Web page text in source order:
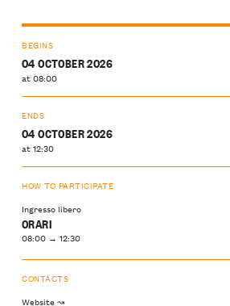
BEGINS
04 OCTOBER 2026
at 08:00
ENDS
04 OCTOBER 2026
at 12:30
HOW TO PARTICIPATE
Ingresso libero
ORARI
08:00 → 12:30
CONTACTS
Website ↝